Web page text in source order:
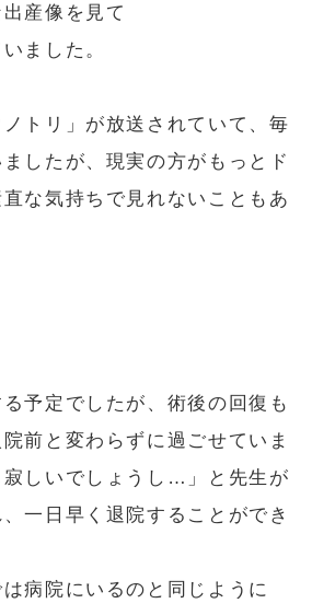
産像を見て
ました。
トリ」が放送されていて、毎
したが、現実の方がもっとド
な気持ちで見れないこともあ
予定でしたが、術後の回復も
前と変わらずに過ごせていま
寂しいでしょうし…」と先生が
一日早く退院することができ
病院にいるのと同じように